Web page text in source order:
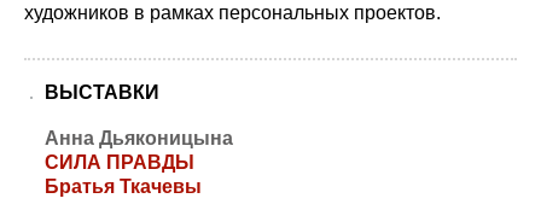
художников в рамках персональных проектов.
ВЫСТАВКИ
Анна Дьяконицына
СИЛА ПРАВДЫ
Братья Ткачевы